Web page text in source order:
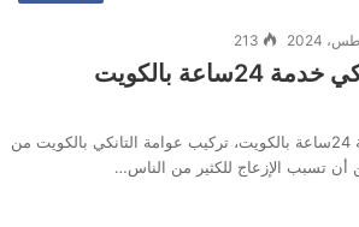
213
تركيب عوامة تانكي خدمة 24ساعة بالكويت
تركيب عوامة تانكي خدمة 24ساعة بالكويت، تركيب عوامة التانكي بالكويت من
أن تسبب الإزعاج للكثير من الناس…